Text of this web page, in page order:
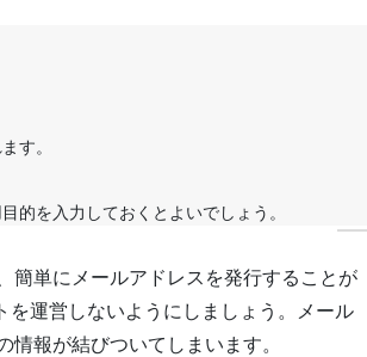
す。
的を入力しておくとよいでしょう。
簡単にメールアドレスを発行することが
を運営しないようにしましょう。メール
報が結びついてしまいます。